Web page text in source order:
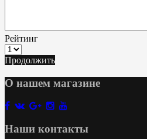
Рейтинг
Продолжить
О нашем магазине
Наши контакты